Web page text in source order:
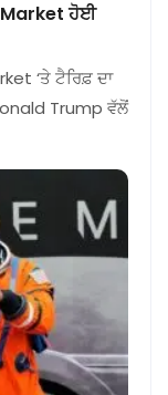
Market ਹੋਈ
‘ਤੇ ਟੈਰਿਫ਼ ਦਾ
Trump ਵੱਲੋਂ